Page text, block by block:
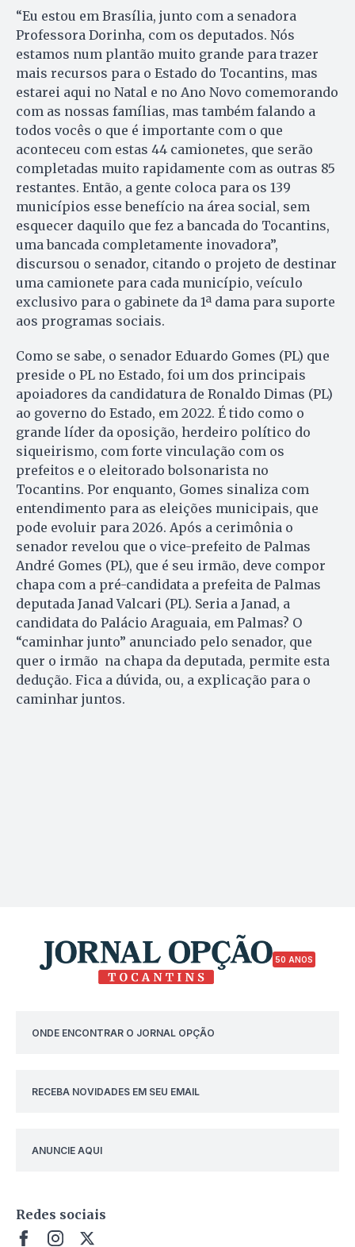
“Eu estou em Brasília, junto com a senadora
Professora Dorinha, com os deputados. Nós
estamos num plantão muito grande para trazer
mais recursos para o Estado do Tocantins, mas
estarei aqui no Natal e no Ano Novo comemorando
com as nossas famílias, mas também falando a
todos vocês o que é importante com o que
aconteceu com estas 44 camionetes, que serão
completadas muito rapidamente com as outras 85
restantes. Então, a gente coloca para os 139
municípios esse benefício na área social, sem
esquecer daquilo que fez a bancada do Tocantins,
uma bancada completamente inovadora”,
discursou o senador, citando o projeto de destinar
uma camionete para cada município, veículo
exclusivo para o gabinete da 1ª dama para suporte
aos programas sociais.
Como se sabe, o senador Eduardo Gomes (PL) que
preside o PL no Estado, foi um dos principais
apoiadores da candidatura de Ronaldo Dimas (PL)
ao governo do Estado, em 2022. É tido como o
grande líder da oposição, herdeiro político do
siqueirismo, com forte vinculação com os
prefeitos e o eleitorado bolsonarista no
Tocantins. Por enquanto, Gomes sinaliza com
entendimento para as eleições municipais, que
pode evoluir para 2026. Após a cerimônia o
senador revelou que o vice-prefeito de Palmas
André Gomes (PL), que é seu irmão, deve compor
chapa com a pré-candidata a prefeita de Palmas
deputada Janad Valcari (PL). Seria a Janad, a
candidata do Palácio Araguaia, em Palmas? O
“caminhar junto” anunciado pelo senador, que
quer o irmão na chapa da deputada, permite esta
dedução. Fica a dúvida, ou, a explicação para o
caminhar juntos.
50 ANOS
ONDE ENCONTRAR O JORNAL OPÇÃO
RECEBA NOVIDADES EM SEU EMAIL
ANUNCIE AQUI
Redes sociais